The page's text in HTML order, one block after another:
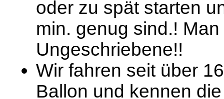
oder zu spät starten
min. genug sind.!
Ungeschriebene!!
Wir fahren seit über
Ballon und kennen